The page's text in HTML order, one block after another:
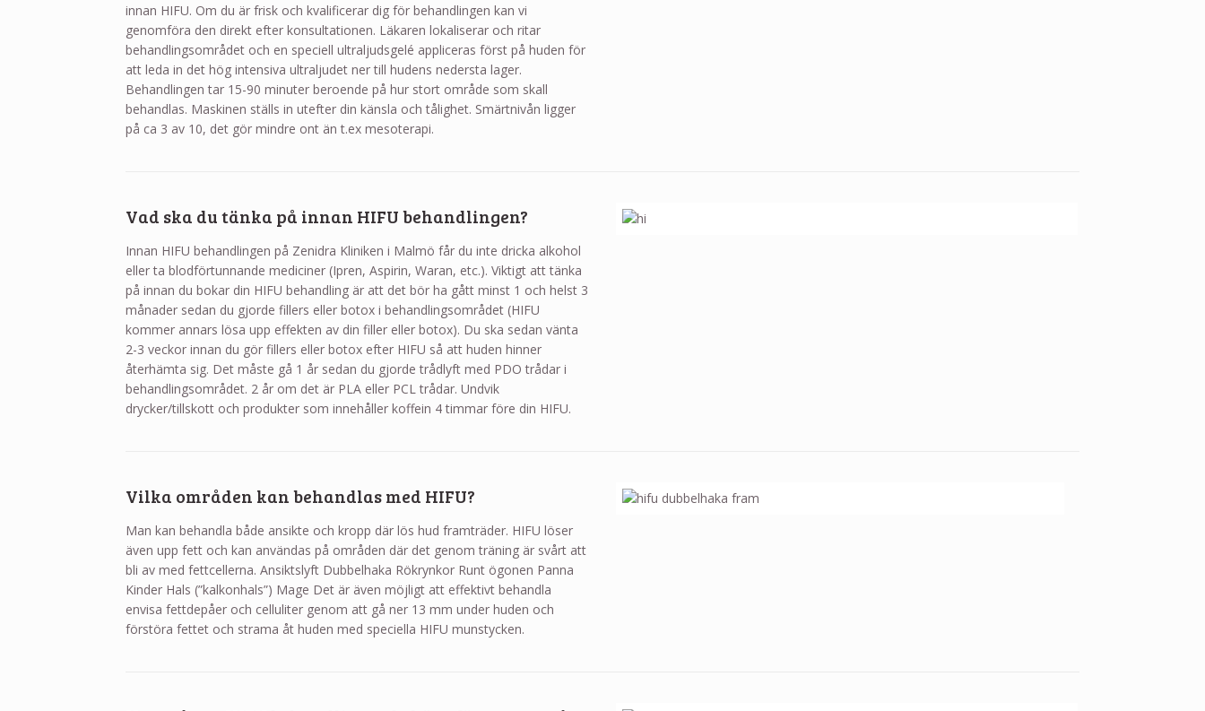
innan HIFU. Om du är frisk och kvalificerar dig för behandlingen kan vi
genomföra den direkt efter konsultationen. Läkaren lokaliserar och ritar
behandlingsområdet och en speciell ultraljudsgelé appliceras först på huden för
att leda in det hög intensiva ultraljudet ner till hudens nedersta lager.
Behandlingen tar 15-90 minuter beroende på hur stort område som skall
behandlas. Maskinen ställs in utefter din känsla och tålighet. Smärtnivån ligger
på ca 3 av 10, det gör mindre ont än t.ex mesoterapi.
Vad ska du tänka på innan HIFU behandlingen?
Innan HIFU behandlingen på Zenidra Kliniken i Malmö får du inte dricka alkohol
eller ta blodförtunnande mediciner (Ipren, Aspirin, Waran, etc.). Viktigt att tänka
på innan du bokar din HIFU behandling är att det bör ha gått minst 1 och helst 3
månader sedan du gjorde fillers eller botox i behandlingsområdet (HIFU
kommer annars lösa upp effekten av din filler eller botox). Du ska sedan vänta
2-3 veckor innan du gör fillers eller botox efter HIFU så att huden hinner
återhämta sig. Det måste gå 1 år sedan du gjorde trådlyft med PDO trådar i
behandlingsområdet. 2 år om det är PLA eller PCL trådar. Undvik
drycker/tillskott och produkter som innehåller koffein 4 timmar före din HIFU.
Vilka områden kan behandlas med HIFU?
Man kan behandla både ansikte och kropp där lös hud framträder. HIFU löser
även upp fett och kan användas på områden där det genom träning är svårt att
bli av med fettcellerna. Ansiktslyft Dubbelhaka Rökrynkor Runt ögonen Panna
Kinder Hals (”kalkonhals”) Mage Det är även möjligt att effektivt behandla
envisa fettdepåer och celluliter genom att gå ner 13 mm under huden och
förstöra fettet och strama åt huden med speciella HIFU munstycken.